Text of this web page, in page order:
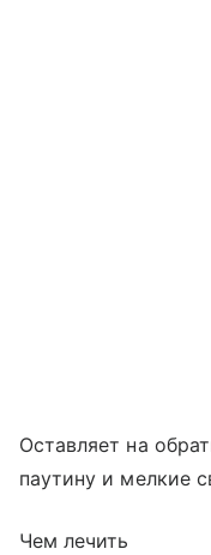
Оставляет на
паутину и мелкие
Чем лечить